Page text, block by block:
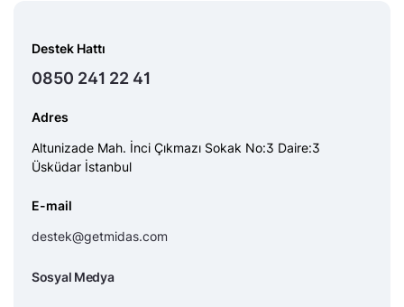
Destek Hattı
0850 241 22 41
Adres
Altunizade Mah. İnci Çıkmazı Sokak No:3 Daire:3
Üsküdar İstanbul
E-mail
destek@getmidas.com
Sosyal Medya